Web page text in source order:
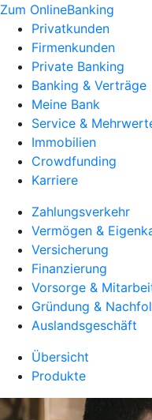
Zum OnlineBanking
Privatkunden
Firmenkunden
Private Banking
Banking & Verträge
Meine Bank
Service &
Immobilien
Crowdfunding
Karriere
Zahlungsverkehr
Vermögen &
Versicherung
Finanzierung
Vorsorge &
Gründung &
Auslandsgeschäft
Übersicht
Produkte